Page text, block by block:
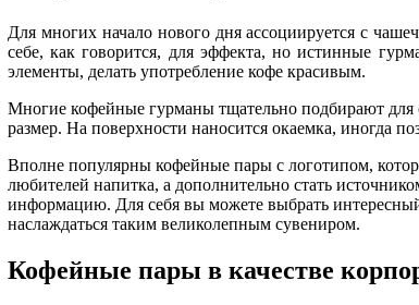
Для многих начало нового дня ассоциируется с
себе, как говорится, для эффекта, но истинные
элементы, делать употребление кофе красивым.
Многие кофейные гурманы тщательно подбирают
размер. На поверхности наносится окаемка, иногда
Вполне популярны кофейные пары с логотипом,
любителей напитка, а дополнительно стать
информацию. Для себя вы можете выбрать
наслаждаться таким великолепным сувениром.
Кофейные пары в качестве